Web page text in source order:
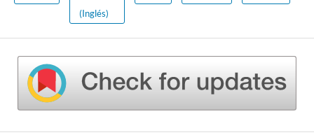
(Inglés)